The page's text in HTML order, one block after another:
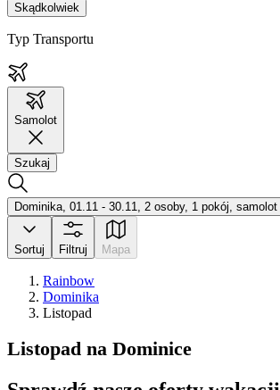
Skądkolwiek
Typ Transportu
Samolot
Szukaj
Dominika, 01.11 - 30.11, 2 osoby, 1 pokój, samolot
Sortuj Filtruj Mapa
Rainbow
Dominika
Listopad
Listopad na Dominice